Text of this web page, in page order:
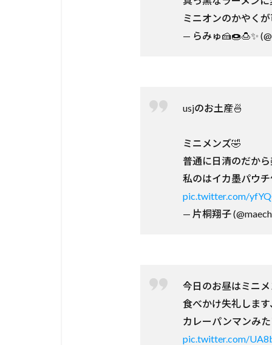
ミニオンのかやく
— らみゅ🍰🍩🍮✨
usjのお土産🍜
ミニメンズ🤣
普通に日清のだか
私のはイカ墨パウ
pic.twitter.com/
— 片桐翔子
今日のお昼はミニ
食べかけ失礼しま
カレーパンマンみ
pic.twitter.com/